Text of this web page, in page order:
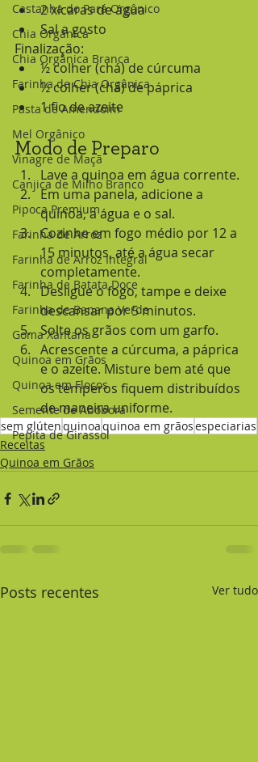
Castanha do Pará Orgânico
Chia Orgânica
Chia Orgânica Branca
Farinha de Chia Orgânica
Pasta de Amendoim
Mel Orgânico
Vinagre de Maçã
Canjica de Milho Branco
Pipoca Premium
Farinha de Arroz
Farinha de Arroz Integral
Farinha de Batata Doce
Farinha de Banana Verde
Goma Xantana
Quinoa em Grãos
Quinoa em Flocos
Semente de Abóbora
Pepita de Girassol
2 xícaras de água
Sal a gosto
Finalização:
½ colher (chá) de cúrcuma
½ colher (chá) de páprica
1 fio de azeite
Modo de Preparo
Lave a quinoa em água corrente.
Em uma panela, adicione a
quinoa, a água e o sal.
Cozinhe em fogo médio por 12 a
15 minutos, até a água secar
completamente.
Desligue o fogo, tampe e deixe
descansar por 5 minutos.
Solte os grãos com um garfo.
Acrescente a cúrcuma, a páprica
e o azeite. Misture bem até que
os temperos fiquem distribuídos
de maneira uniforme.
sem glútenquinoaquinoa em grãosespeciarias
Receitas
Quinoa em Grãos
Posts recentes Ver tudo